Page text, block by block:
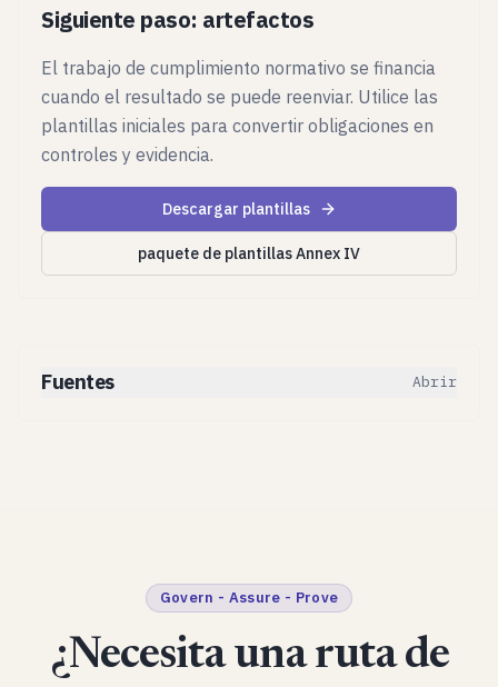
Siguiente paso: artefactos
El trabajo de cumplimiento normativo se financia
cuando el resultado se puede reenviar. Utilice las
plantillas iniciales para convertir obligaciones en
controles y evidencia.
Descargar plantillas
paquete de plantillas Annex IV
Fuentes Abrir
Govern - Assure - Prove
¿Necesita una ruta de